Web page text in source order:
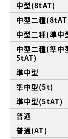
中型(8tAT)
中型二種
中型二種(準中
中型二種(準中
5tAT)
準中型
準中型(5t)
準中型(5tAT)
普通
普通(AT)